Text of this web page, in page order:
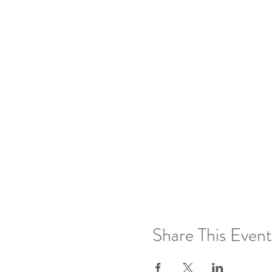
Share This Event